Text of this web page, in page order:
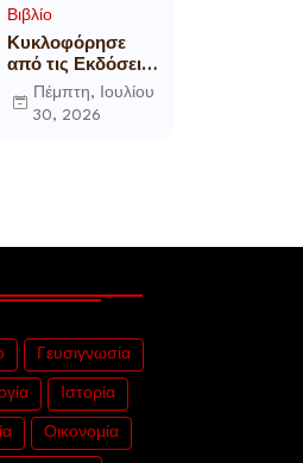
Βιβλίο
Κυκλοφόρησε
από τις Εκδόσεις
Επίμετρο το
αστυνομικό
Πέμπτη, Ιουλίου
30, 2026
Γευσιγνωσία
Ιστορία
Οικονομία